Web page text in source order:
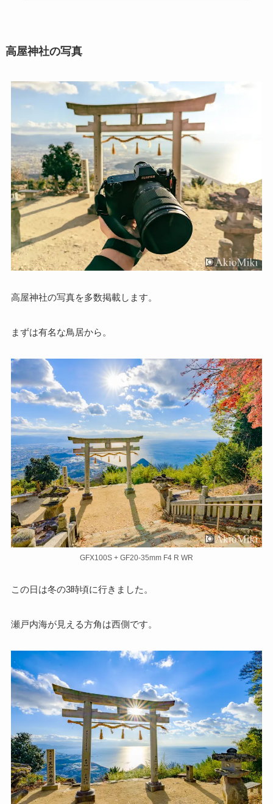
高屋神社の写真
高屋神社の写真を多数掲載します。
まずは有名な鳥居から。
GFX100S + GF20-35mm F4 R WR
この日は冬の3時頃に行きました。
瀬戸内海が見える方角は西側です。